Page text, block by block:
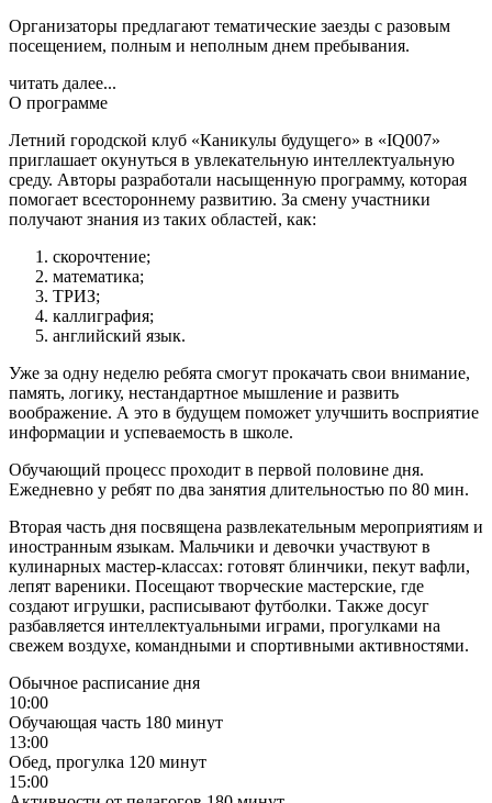
Организаторы предлагают тематические заезды с разовым
посещением, полным и неполным днем пребывания.
читать далее...
О программе
Летний городской клуб «Каникулы будущего» в «IQ007»
приглашает окунуться в увлекательную интеллектуальную
среду. Авторы разработали насыщенную программу, которая
помогает всестороннему развитию. За смену участники
получают знания из таких областей, как:
скорочтение;
математика;
ТРИЗ;
каллиграфия;
английский язык.
Уже за одну неделю ребята смогут прокачать свои внимание,
память, логику, нестандартное мышление и развить
воображение. А это в будущем поможет улучшить восприятие
информации и успеваемость в школе.
Обучающий процесс проходит в первой половине дня.
Ежедневно у ребят по два занятия длительностью по 80 мин.
Вторая часть дня посвящена развлекательным мероприятиям и
иностранным языкам. Мальчики и девочки участвуют в
кулинарных мастер-классах: готовят блинчики, пекут вафли,
лепят вареники. Посещают творческие мастерские, где
создают игрушки, расписывают футболки. Также досуг
разбавляется интеллектуальными играми, прогулками на
свежем воздухе, командными и спортивными активностями.
Обычное расписание дня
10:00
Обучающая часть 180 минут
13:00
Обед, прогулка 120 минут
15:00